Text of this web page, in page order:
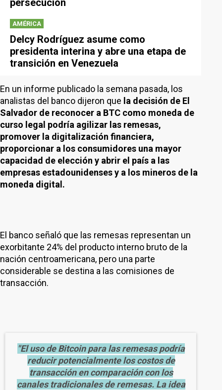
persecución
AMÉRICA
Delcy Rodríguez asume como
presidenta interina y abre una etapa de
transición en Venezuela
En un informe publicado la semana pasada, los
analistas del banco dijeron que la decisión de El
Salvador de reconocer a BTC como moneda de
curso legal podría agilizar las remesas,
promover la digitalización financiera,
proporcionar a los consumidores una mayor
capacidad de elección y abrir el país a las
empresas estadounidenses y a los mineros de la
moneda digital.
El banco señaló que las remesas representan un
exorbitante 24% del producto interno bruto de la
nación centroamericana, pero una parte
considerable se destina a las comisiones de
transacción.
"El uso de Bitcoin para las remesas podría
reducir potencialmente los costos de
transacción en comparación con los
canales tradicionales de remesas. La idea